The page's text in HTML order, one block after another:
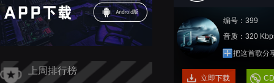
上周排行榜
编号：399
音质：320
把这首歌分
立即下载